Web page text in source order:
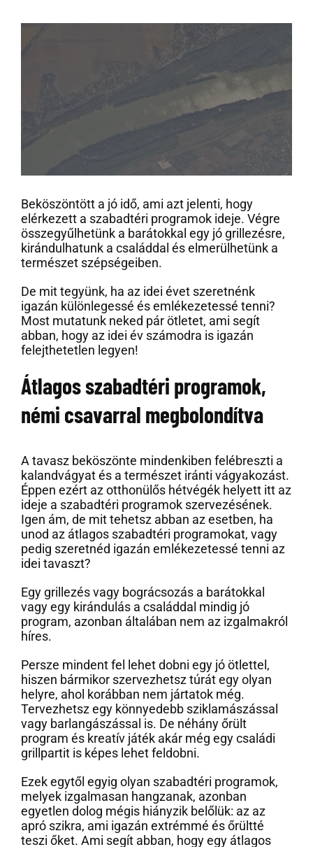
Beköszöntött a jó idő, ami azt jelenti, hogy
elérkezett a szabadtéri programok ideje. Végre
összegyűlhetünk a barátokkal egy jó grillezésre,
kirándulhatunk a családdal és elmerülhetünk a
természet szépségeiben.
De mit tegyünk, ha az idei évet szeretnénk
igazán különlegessé és emlékezetessé tenni?
Most mutatunk neked pár ötletet, ami segít
abban, hogy az idei év számodra is igazán
felejthetetlen legyen!
Átlagos szabadtéri programok,
némi csavarral megbolondítva
A tavasz beköszönte mindenkiben felébreszti a
kalandvágyat és a természet iránti vágyakozást.
Éppen ezért az otthonülős hétvégék helyett itt az
ideje a szabadtéri programok szervezésének.
Igen ám, de mit tehetsz abban az esetben, ha
unod az átlagos szabadtéri programokat, vagy
pedig szeretnéd igazán emlékezetessé tenni az
idei tavaszt?
Egy grillezés vagy bográcsozás a barátokkal
vagy egy kirándulás a családdal mindig jó
program, azonban általában nem az izgalmakról
híres.
Persze mindent fel lehet dobni egy jó ötlettel,
hiszen bármikor szervezhetsz túrát egy olyan
helyre, ahol korábban nem jártatok még.
Tervezhetsz egy könnyedebb sziklamászással
vagy barlangászással is. De néhány őrült
program és kreatív játék akár még egy családi
grillpartit is képes lehet feldobni.
Ezek egytől egyig olyan szabadtéri programok,
melyek izgalmasan hangzanak, azonban
egyetlen dolog mégis hiányzik belőlük: az az
apró szikra, ami igazán extrémmé és őrültté
teszi őket. Ami segít abban, hogy egy átlagos